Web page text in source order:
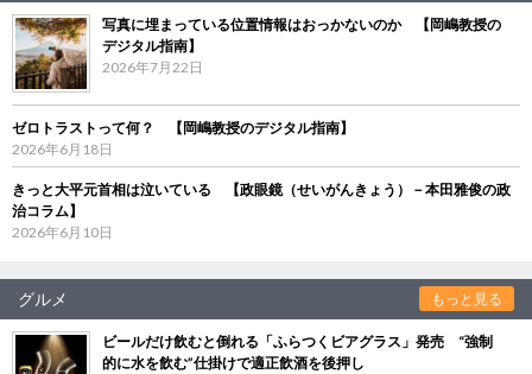
写真に埋まっている位置情報はおっかないのか 【岡嶋教授の
デジタル指南】
2026年7月22日
ゼロトラストって何？ 【岡嶋教授のデジタル指南】
2026年6月18日
きっと大平元首相は泣いている 【政眼鏡（せいがんきょう）－本田雅俊の政
治コラム】
2026年6月10日
グルメ もっと見る
ビールだけ飲むと倒れる「ふらつくビアグラス」発売 “強制
的に水を飲む”仕掛けで適正飲酒を後押し